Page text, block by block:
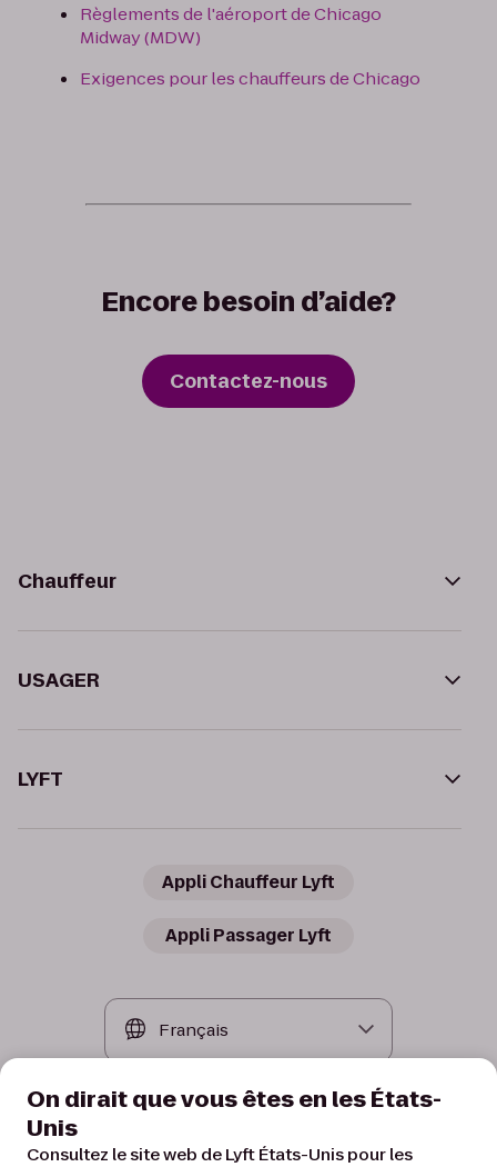
Règlements de l'aéroport de Chicago
Midway (MDW)
Exigences pour les chauffeurs de Chicago
Encore besoin d’aide?
Contactez-nous
Chauffeur
USAGER
LYFT
Appli Chauffeur Lyft
Appli Passager Lyft
On dirait que vous êtes en les États-
Unis
Consultez le site web de Lyft États-Unis pour les